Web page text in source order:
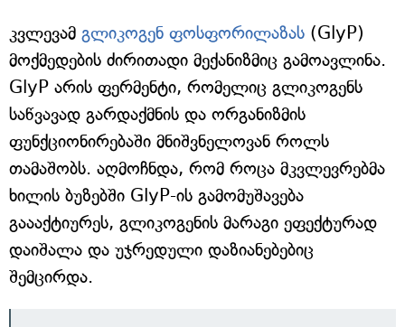
კვლევამ გლიკოგენ ფოსფორილაზას (GlyP)
მოქმედების ძირითადი მექანიზმიც გამოავლინა.
GlyP არის ფერმენტი, რომელიც გლიკოგენს
საწვავად გარდაქმნის და ორგანიზმის
ფუნქციონირებაში მნიშვნელოვან როლს
თამაშობს. აღმოჩნდა, რომ როცა მკვლევრებმა
ხილის ბუზებში GlyP-ის გამომუშავება
გაააქტიურეს, გლიკოგენის მარაგი ეფექტურად
დაიშალა და უჯრედული დაზიანებებიც
შემცირდა.